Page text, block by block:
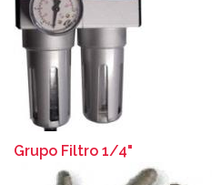
Grupo Filtro 1/4"